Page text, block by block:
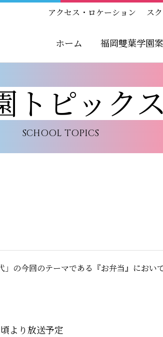
アクセス・ロケーション ス
ホーム 福岡雙葉学園
トピック
SCHOOL TOPICS
の今回のテーマである『お弁当』におい
より放送予定